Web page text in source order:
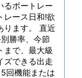
るボートレー
レース日和!欲
ります。 直近
勝率、今節
まで、最大級
ズできる出走
回機能または